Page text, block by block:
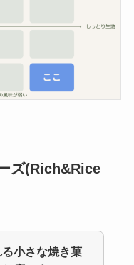
ズ(Rich&Rice
小さな焼き菓